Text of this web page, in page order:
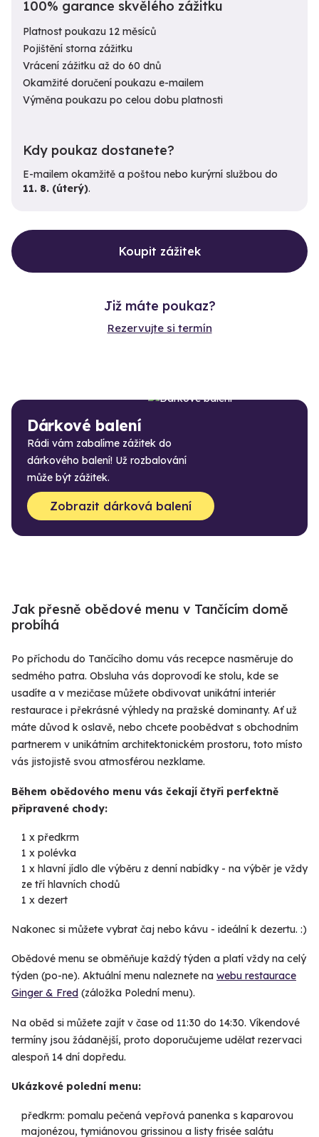
100% garance skvělého zážitku
Platnost poukazu 12 měsíců
Pojištění storna zážitku
Vrácení zážitku až do 60 dnů
Okamžité doručení poukazu e-mailem
Výměna poukazu po celou dobu platnosti
Kdy poukaz dostanete?
E-mailem okamžitě a poštou nebo kurýrní službou do
11. 8. (úterý).
Koupit zážitek
Již máte poukaz?
Rezervujte si termín
Dárkové balení
Rádi vám zabalíme zážitek do
dárkového balení! Už rozbalování
může být zážitek.
Zobrazit dárková balení
Jak přesně obědové menu v Tančícím domě
probíhá
Po příchodu do Tančícího domu vás recepce nasměruje do
sedmého patra. Obsluha vás doprovodí ke stolu, kde se
usadíte a v mezičase můžete obdivovat unikátní interiér
restaurace i překrásné výhledy na pražské dominanty. Ať už
máte důvod k oslavě, nebo chcete poobědvat s obchodním
partnerem v unikátním architektonickém prostoru, toto místo
vás jistojistě svou atmosférou nezklame.
Během obědového menu vás čekají čtyři perfektně
připravené chody:
1 x předkrm
1 x polévka
1 x hlavní jídlo dle výběru z denní nabídky - na výběr je vždy
ze tří hlavních chodů
1 x dezert
Nakonec si můžete vybrat čaj nebo kávu - ideální k dezertu. :)
Obědové menu se obměňuje každý týden a platí vždy na celý
týden (po-ne). Aktuální menu naleznete na webu restaurace
Ginger & Fred (záložka Polední menu).
Na oběd si můžete zajít v čase od 11:30 do 14:30. Víkendové
termíny jsou žádanější, proto doporučujeme udělat rezervaci
alespoň 14 dní dopředu.
Ukázkové polední menu:
předkrm: pomalu pečená vepřová panenka s kaparovou
majonézou, tymiánovou grissinou a listy frisée salátu